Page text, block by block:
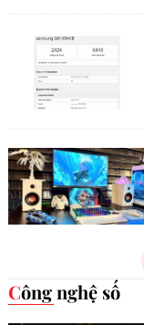
Công nghệ số